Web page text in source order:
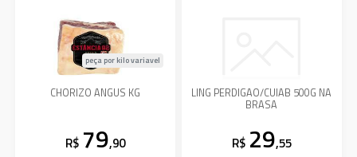
CHORIZO ANGUS KG
peça por kilo variavel
R$ 79,90
LING PERDIGAO/CUIAB 500G NA
BRASA
R$ 29,55